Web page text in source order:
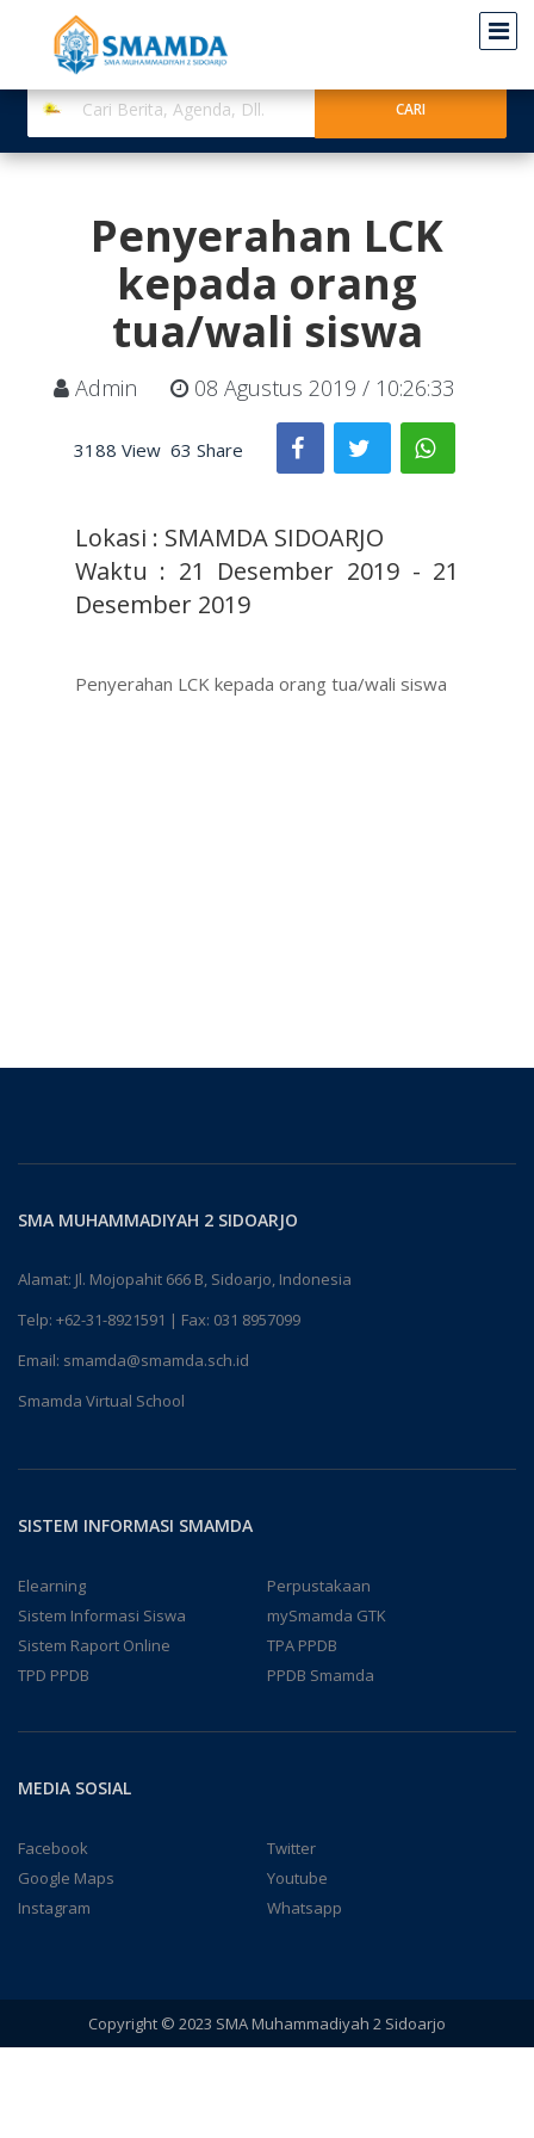
Penyerahan LCK
kepada orang
tua/wali siswa
Admin 08 Agustus 2019 / 10:26:33
3188 View 63 Share
Lokasi : SMAMDA SIDOARJO
Waktu : 21 Desember 2019 - 21
Desember 2019
Penyerahan LCK kepada orang tua/wali siswa
SMA MUHAMMADIYAH 2 SIDOARJO
Alamat: Jl. Mojopahit 666 B, Sidoarjo, Indonesia
Telp: +62-31-8921591 | Fax: 031 8957099
Email: smamda@smamda.sch.id
Smamda Virtual School
SISTEM INFORMASI SMAMDA
Elearning
Perpustakaan
Sistem Informasi Siswa
mySmamda GTK
Sistem Raport Online
TPA PPDB
TPD PPDB
PPDB Smamda
MEDIA SOSIAL
Facebook
Twitter
Google Maps
Youtube
Instagram
Whatsapp
Copyright © 2023 SMA Muhammadiyah 2 Sidoarjo